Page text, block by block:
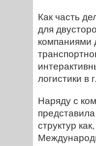
Как часть
для
компаниями
логистики в
Наряду с
структур